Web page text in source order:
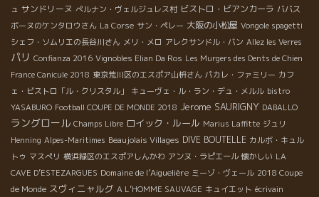
り。パリの酒屋でも大人気の一本。 – Vilains ヴィラン 2010 カ
リニャン(古樹)。骨格がしっかりしていながら非常に繊細でエレガ
ント。 – Frida フリダ 2010 グルナッシュ、カリニャン。既に熟
成感が強く、丸みとコクがある。食事しながらじっくり飲みたい
一本。 ドメーヌ・ラングロールのマリー＆エリック・ピファーリ
ング＊Domaine de l’Anglore, (タヴェル) すべてを超えた境地！
どこまでも繊細！限りなくピュアー！至高のワイン – Sels
d’argent 2010 セル ダルジャン 2010 グルナッシュ・ブラン。
丸みのある優しい旨みが詰まった白。 – Tavel 2010 タヴェル
2010 グルナッシュ60%＋サンソー20%＋カリニャン、クレレッ
ト。フルーティーかつほのかな甘みを感じる。 – Tavel 2009 タ
ヴェル2009 グルナッシュ60%＋サンソー20%＋カリニャン、ク
ュ サンドリーヌ ぺルナン・ヴェルジュレス村 ビストロ・ビアンカーラ ババス
ボーヌのケンタロウさん La Corse サン・ペレー 大阪の小松屋 Vongole spagetti
シェフ・ソムリエの長谷川さん メリ・メロ アレクサンドル・バン Allez les Verres
パリ Confianza 2016 Vignobles Elian Da Ros Les Murgers des Dents de Chien
France Canicule 2018 東京荒川区のエスポア山枡さん パカレ・ファミリー カフ
ェ・ビストロ「ル・クリスタル」
キューヴェ・ル・ラン・デュ・メルル bistro
YASABURO Football COUPE DE MONDE 2018 Jerome SAURIGNY DABALLO
ラングロール Champs Libre ロイック・ルール Marius Laffitte ジュリ
Henning Alpes-Maritimes Beaujolais Villages DIVE BOUTELLE カルボ・キュル
トゥ マスぺリ 横浜緑区のエスポアしんかわ アンヌ・ラピエール 懐かしい LA
CAVE D’ESTEZARGUES Domaine de l’Aiguelière ミーゾ・ヴェール 2018 Coupe
de Monde スヴィニャルグ A L’HOMME SAUVAGE キュイエット écrivain